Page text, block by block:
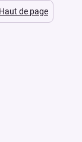
Haut de page